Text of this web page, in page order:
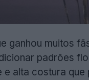
ganhou muitos
padrões
alta costura que